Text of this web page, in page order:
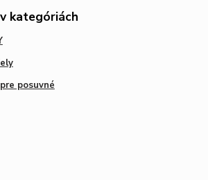
kategóriách
posuvné